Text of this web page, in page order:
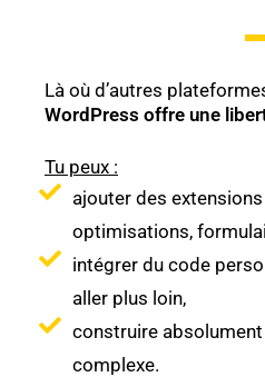
Là où d’autres
WordPress offre une
Tu peux :
ajouter des
optimisations,
intégrer du code
aller plus loin,
construire
complexe.